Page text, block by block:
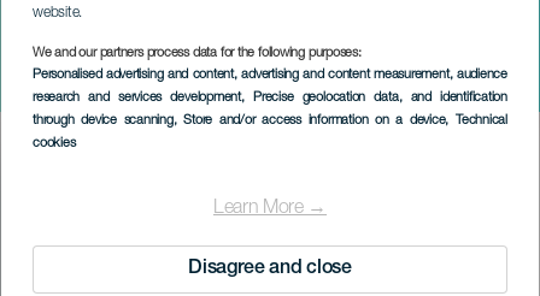
website.
We and our partners process data for the following purposes:
Personalised advertising and content, advertising and content measurement, audience
research and services development, Precise geolocation data, and identification
through device scanning, Store and/or access information on a device, Technical
cookies
Learn More →
Disagree and close
Närhet Ecofest
LA PALMA
Imagen